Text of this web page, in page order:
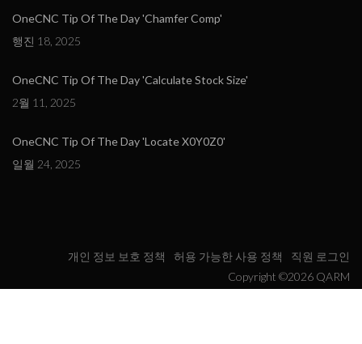
OneCNC Tip Of The Day 'Chamfer Comp'
행진 18, 2025
OneCNC Tip Of The Day 'Calculate Stock Size'
2월 11, 2025
OneCNC Tip Of The Day 'Locate X0Y0Z0'
일월 24, 2025
개인 정보 보호 정책 허용 가능한 사용 정책
직원 로그인
Copyright ©2026 QARM